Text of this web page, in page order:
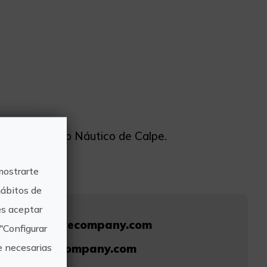
Real Club Náutico de Calpe.
de
aceptar
necesarias